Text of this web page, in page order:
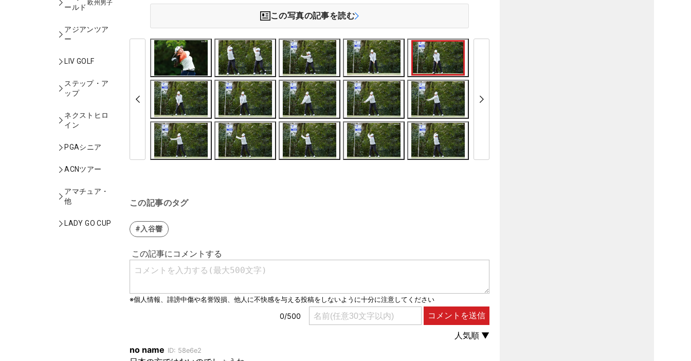
ールド
欧州男子
アジアンツア
ー
LIV GOLF
ステップ・ア
ップ
ネクストヒロ
イン
PGAシニア
ACNツアー
アマチュア・
他
LADY GO CUP
この写真の記事を読む
この記事のタグ
#入谷響